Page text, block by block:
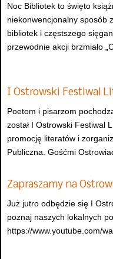
Noc Bibliotek to święto
niekonwencjonalny sposób
bibliotek i częstszego
przewodnie akcji brzmiało
I Ostrowski Festiwal
Poetom i pisarzom
został I Ostrowski Festiwal
promocję literatów i
Publiczna. Gośćmi
Zapraszamy na
Już jutro odbędzie się I
poznaj naszych lokalnych
https://www.youtube.com/